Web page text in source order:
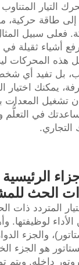
التيار
إلى طاقة
فعلى سبيل
رفع أشياء ثقيلة
هذه المحركات
بل تفيد أي
يمكنك اختيار
تشغيل المعدات
في التعلُّم
التجاري.
الرئيسية
الحث
المتردد ذات
لوظيفتها.
والجزء
هو الجزء
داخله.